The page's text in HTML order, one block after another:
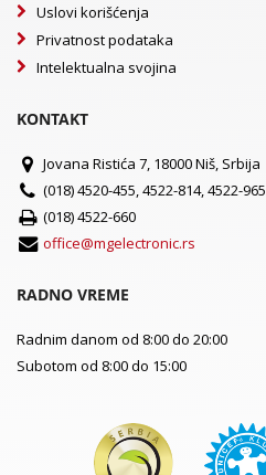
Uslovi korišćenja
Privatnost podataka
Intelektualna svojina
KONTAKT
Jovana Ristića 7, 18000 Niš, Srbija
(018) 4520-455, 4522-814, 4522-965
(018) 4522-660
office@mgelectronic.rs
RADNO VREME
Radnim danom od 8:00 do 20:00
Subotom od 8:00 do 15:00